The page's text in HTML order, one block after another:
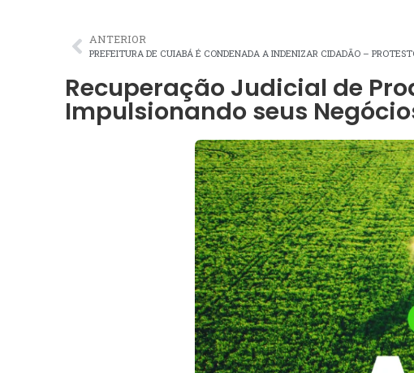
ANTERIOR
PREFEITURA DE CUIABÁ É CONDENADA A INDENIZAR CIDADÃO –
Recuperação Judicial de
Impulsionando seus